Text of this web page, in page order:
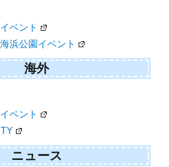
ベント
浜公園イベント
海外
ベント
ニュース